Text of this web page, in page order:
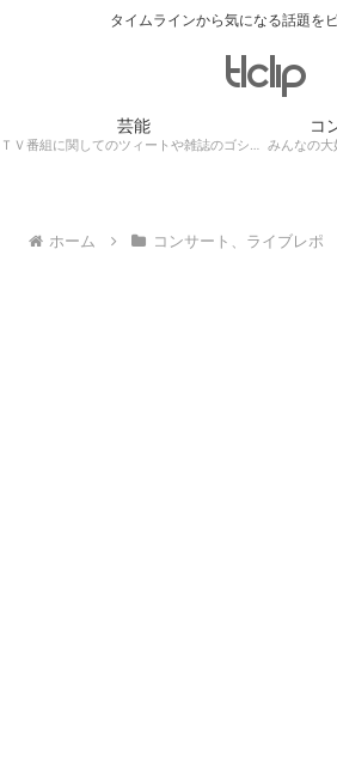
タイムラインから気になる話題を
芸能
ＴＶ番組に関してのツィートや雑誌のゴシップ記事、芸能人目撃情報・ロケ現場遭遇・・・
コ
ホーム コンサート、ライブレポ